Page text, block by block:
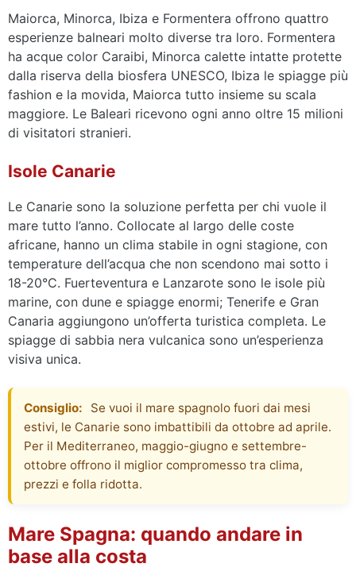
Maiorca, Minorca, Ibiza e Formentera offrono quattro
esperienze balneari molto diverse tra loro. Formentera
ha acque color Caraibi, Minorca calette intatte protette
dalla riserva della biosfera UNESCO, Ibiza le spiagge più
fashion e la movida, Maiorca tutto insieme su scala
maggiore. Le Baleari ricevono ogni anno oltre 15 milioni
di visitatori stranieri.
Isole Canarie
Le Canarie sono la soluzione perfetta per chi vuole il
mare tutto l’anno. Collocate al largo delle coste
africane, hanno un clima stabile in ogni stagione, con
temperature dell’acqua che non scendono mai sotto i
18-20°C. Fuerteventura e Lanzarote sono le isole più
marine, con dune e spiagge enormi; Tenerife e Gran
Canaria aggiungono un’offerta turistica completa. Le
spiagge di sabbia nera vulcanica sono un’esperienza
visiva unica.
Consiglio:
Se vuoi il mare spagnolo fuori dai mesi
estivi, le Canarie sono imbattibili da ottobre ad aprile.
Per il Mediterraneo, maggio-giugno e settembre-
ottobre offrono il miglior compromesso tra clima,
prezzi e folla ridotta.
Mare Spagna: quando andare in
base alla costa